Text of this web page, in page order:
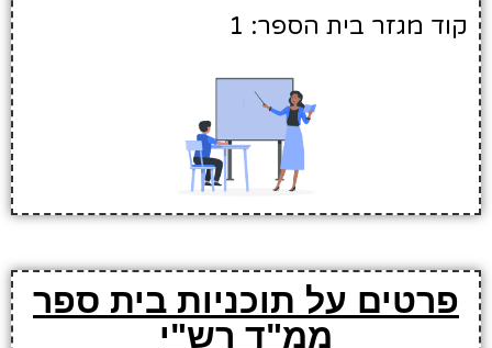
קוד מגזר בית הספר: 1
פרטים על תוכניות בית ספר
ממ"ד רש"י